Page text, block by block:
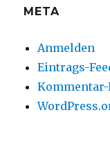
META
Anmelden
Eintrags-
Kommentar-